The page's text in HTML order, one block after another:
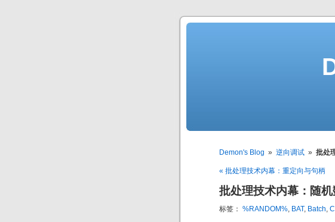
Demon's Blog » 逆向调试 » 批处
« 批处理技术内幕：重定向与句柄
批处理技术内幕：随
标签： %RANDOM%, BAT, Batch,